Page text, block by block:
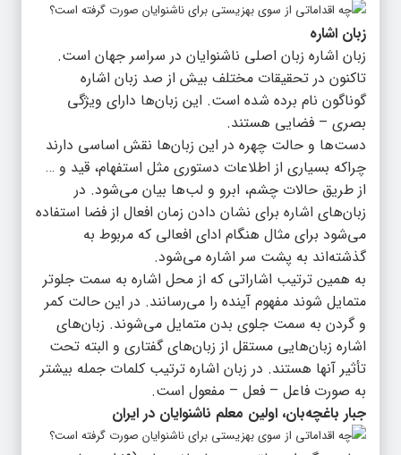
زبان اشاره
زبان اشاره زبان اصلی ناشنوایان در سراسر جهان است.
تاکنون در تحقیقات مختلف بیش از صد زبان اشاره
گوناگون نام برده شده است. این زبان‌ها دارای ویژگی
بصری – فضایی هستند.
دست‌ها و حالت چهره در این زبان‌ها نقش اساسی دارند
چراکه بسیاری از اطلاعات دستوری مثل استفهام، قید و …
از طریق حالات چشم، ابرو و لب‌ها بیان می‌شود. در
زبان‌های اشاره برای نشان دادن زمان افعال از فضا استفاده
می‌شود برای مثال هنگام ادای افعالی که مربوط به
گذشته‌اند به پشت سر اشاره می‌شود.
به همین ترتیب اشاراتی که از محل اشاره به سمت جلوتر
متمایل شوند مفهوم آینده را می‌رسانند. در این حالت کمر
و گردن به سمت جلوی بدن متمایل می‌شوند. زبان‌های
اشاره زبان‌هایی مستقل از زبان‌های گفتاری و البته تحت
تأثیر آنها هستند. در زبان اشاره ترتیب کلمات جمله بیشتر
به صورت فاعل – فعل – مفعول است.
جبار باغچه‌بان، اولین معلم ناشنوایان در ایران